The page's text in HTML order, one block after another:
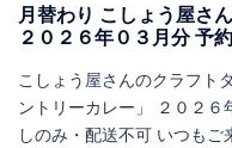
月替わり こしょう屋さ
２０２６年０３月分 予
こしょう屋さんのクラフト
ントリーカレー」 ２０２
しのみ・配送不可 いつも